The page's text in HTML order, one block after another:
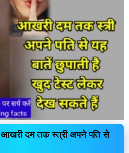
दम तक स्त्री अपने पति से